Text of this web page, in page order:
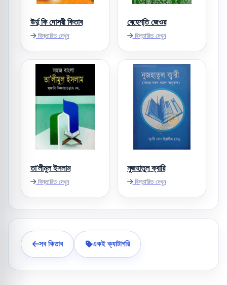
উর্দু কি দোসরী কিতাব
বিস্তারিত দেখুন
বেহেশ্‌তি জেওর
বিস্তারিত দেখুন
তা’লীমুল ইসলাম
বিস্তারিত দেখুন
নুজহাতুল ক্বারি
বিস্তারিত দেখুন
সব কিতাব একই ক্যাটাগরি